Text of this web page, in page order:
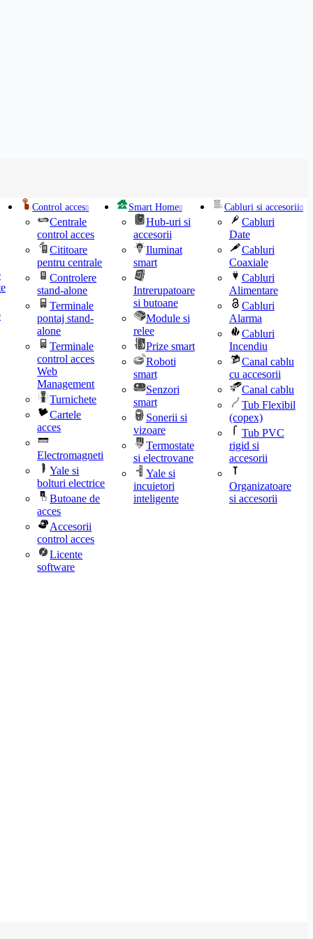
Control acces
Centrale
control acces
Cititoare
pentru centrale
Controlere
stand-alone
Terminale
pontaj stand-
alone
Terminale
control acces
Web
Management
Turnichete
Cartele
acces
Electromagneti
Yale si
bolturi electrice
Butoane de
acces
Accesorii
control acces
Licente
software
Smart Home
Hub-uri si
accesorii
Iluminat
smart
Intrerupatoare
si butoane
Module si
relee
Prize smart
Roboti
smart
Senzori
smart
Sonerii si
vizoare
Termostate
si electrovane
Yale si
incuietori
inteligente
Cabluri si accesorii
Cabluri
Date
Cabluri
Coaxiale
Cabluri
Alimentare
Cabluri
Alarma
Cabluri
Incendiu
Canal cablu
cu accesorii
Canal cablu
Tub Flexibil
(copex)
Tub PVC
rigid si
accesorii
Organizatoare
si accesorii